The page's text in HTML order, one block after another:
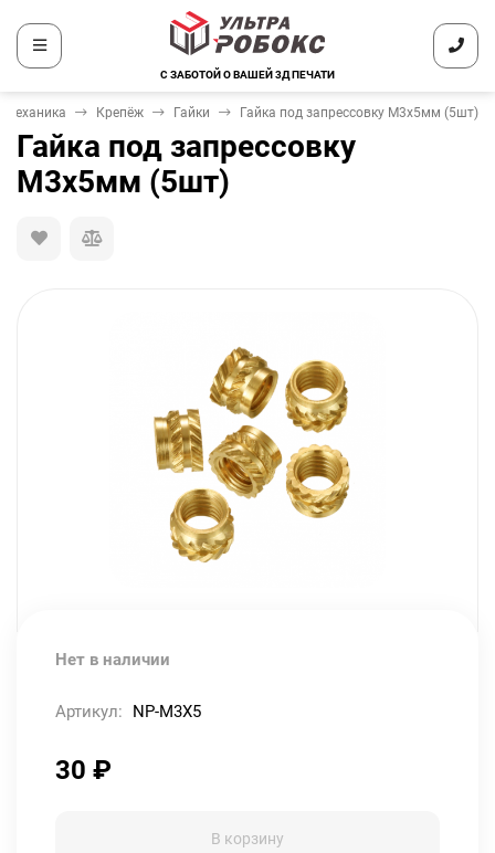
С ЗАБОТОЙ О ВАШЕЙ 3Д ПЕЧАТИ
Механика Крепёж Гайки Гайка под запрессовку М3х5мм (5шт)
Гайка под запрессовку
М3х5мм (5шт)
Нет в наличии
Артикул: NP-M3X5
30 ₽
В корзину